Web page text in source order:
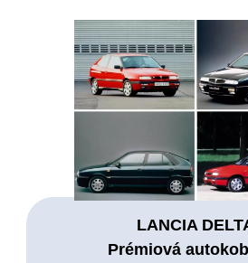
LANCIA
Prémiová